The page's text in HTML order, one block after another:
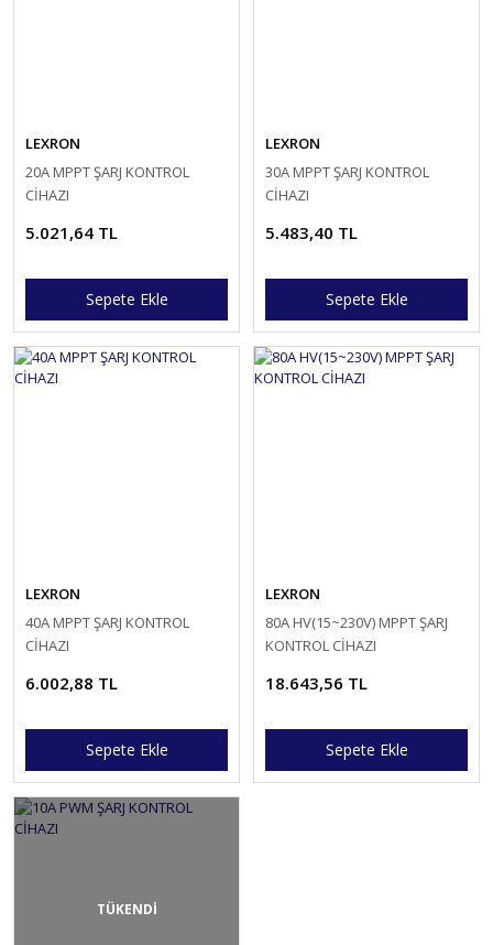
LEXRON
20A MPPT ŞARJ KONTROL
CİHAZI
5.021,64 TL
Sepete Ekle
LEXRON
30A MPPT ŞARJ KONTROL
CİHAZI
5.483,40 TL
Sepete Ekle
LEXRON
40A MPPT ŞARJ KONTROL
CİHAZI
6.002,88 TL
Sepete Ekle
LEXRON
80A HV(15~230V) MPPT ŞARJ
KONTROL CİHAZI
18.643,56 TL
Sepete Ekle
TÜKENDİ